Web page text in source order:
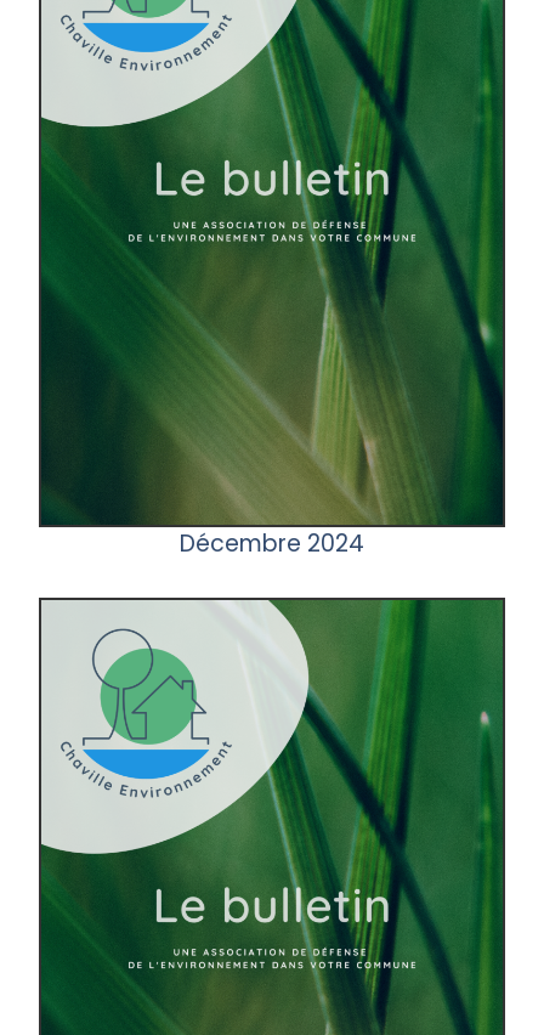
Décembre 2024